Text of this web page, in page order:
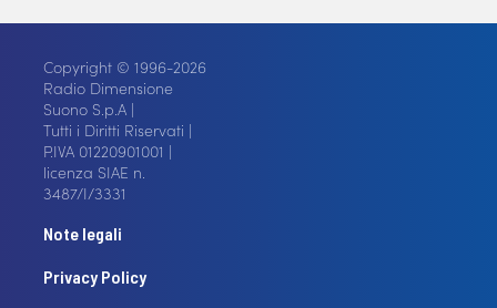
Copyright © 1996-2026
Radio Dimensione
Suono S.p.A |
Tutti i Diritti Riservati |
P.IVA 01220901001 |
licenza SIAE n.
3487/I/3331
Note legali
Privacy Policy